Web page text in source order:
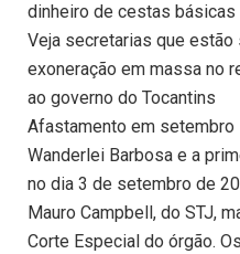
dinheiro de cestas básicas
Veja secretarias que
exoneração em massa no
ao governo do Tocantins
Afastamento em setembro
Wanderlei Barbosa e a
no dia 3 de setembro de
Mauro Campbell, do STJ,
Corte Especial do órgão.